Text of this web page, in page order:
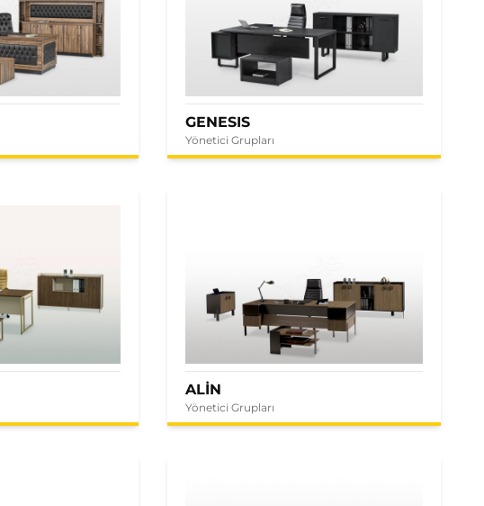
GENESIS
Yönetici Grupları
ALİN
Yönetici Grupları